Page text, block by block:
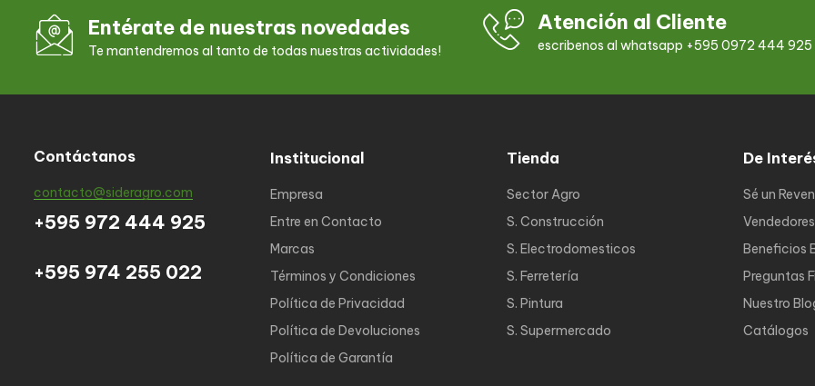
Entérate de nuestras novedades
Te mantendremos al tanto de todas nuestras actividades!
Atención al Cliente
escribenos al whatsapp +595 0972 444 925
Contáctanos
contacto@sideragro.com
+595 972 444 925
+595 974 255 022
Institucional
Empresa
Entre en Contacto
Marcas
Términos y Condiciones
Política de Privacidad
Política de Devoluciones
Política de Garantía
Tienda
Sector Agro
S. Construcción
S. Electrodomesticos
S. Ferretería
S. Pintura
S. Supermercado
De
Sé un
Vendedores
Beneficios
Preguntas
Nuestro
Catálogos